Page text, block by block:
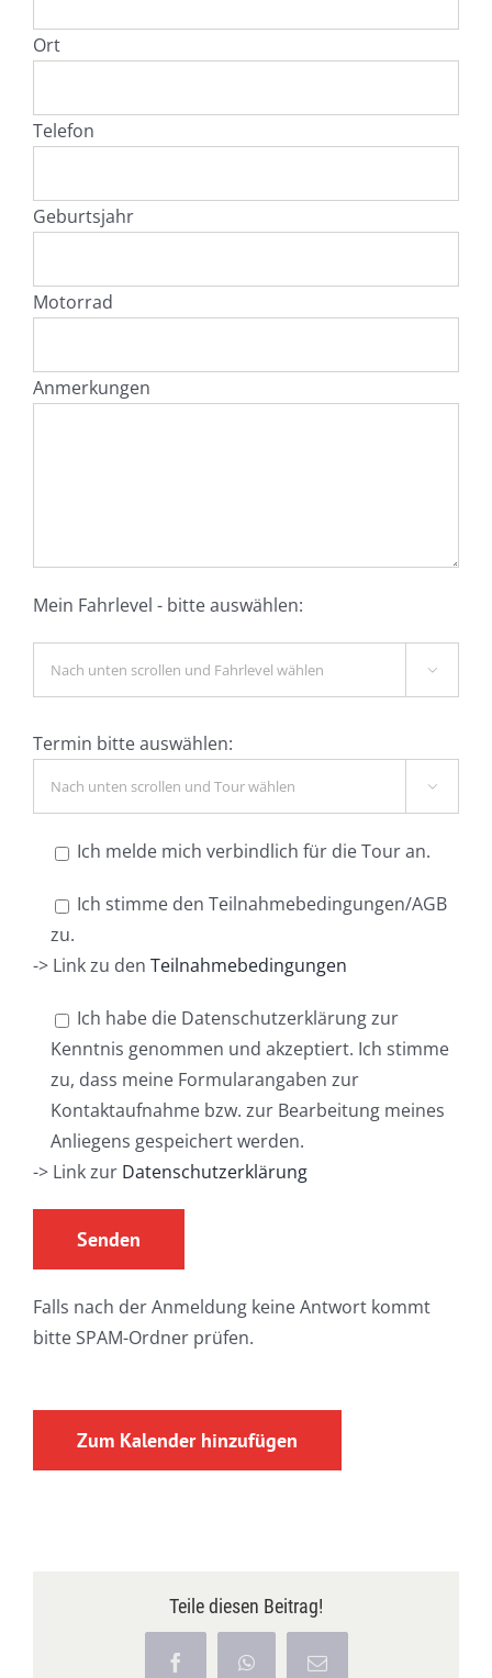
Ort
Telefon
Geburtsjahr
Motorrad
Anmerkungen
Mein Fahrlevel - bitte auswählen:

Termin bitte auswählen:

Ich melde mich verbindlich für die Tour an.
Ich stimme den Teilnahmebedingungen/AGB
zu.
-> Link zu den Teilnahmebedingungen
Ich habe die Datenschutzerklärung zur
Kenntnis genommen und akzeptiert. Ich stimme
zu, dass meine Formularangaben zur
Kontaktaufnahme bzw. zur Bearbeitung meines
Anliegens gespeichert werden.
-> Link zur Datenschutzerklärung
Falls nach der Anmeldung keine Antwort kommt
bitte SPAM-Ordner prüfen.
Zum Kalender hinzufügen
Teile diesen Beitrag!
FacebookWhatsApp
E-